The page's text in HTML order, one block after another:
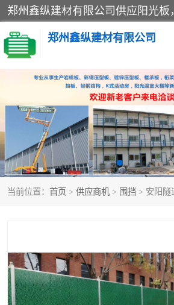
郑州鑫纵建材有限公司
当前位置： 首页 > 供应商机 > 围挡 > 安阳隧
高空瓦机租赁 ASA
CZ型钢 FRP
PC多层板 PC耐
建筑围挡 楼层
岩棉板 钢结
围挡 彩钢